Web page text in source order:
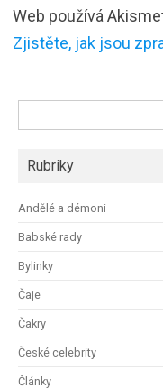
Web používá
Zjistěte, jak jsou
Rubriky
Andělé a démoni
Babské rady
Bylinky
Čaje
Čakry
České celebrity
Články